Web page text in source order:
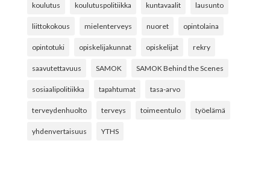
koulutus koulutuspolitiikka kuntavaalit lausunto
liittokokous mielenterveys nuoret opintolaina
opintotuki opiskelijakunnat opiskelijat rekry
saavutettavuus SAMOK SAMOK Behind the Scenes
sosiaalipolitiikka tapahtumat tasa-arvo
terveydenhuolto terveys toimeentulo työelämä
yhdenvertaisuus YTHS